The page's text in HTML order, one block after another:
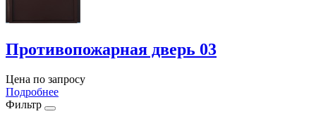
Противопожарная дверь 03
Цена по запросу
Подробнее
Фильтр